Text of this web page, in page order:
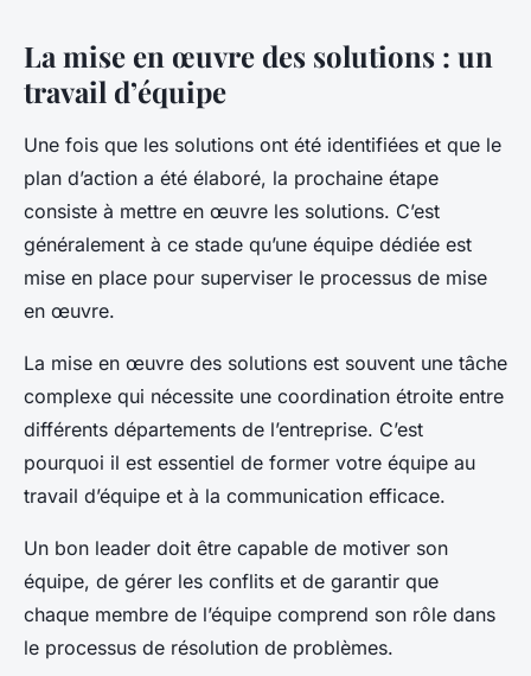
La mise en œuvre des solutions : un
travail d’équipe
Une fois que les solutions ont été identifiées et que le
plan d’action a été élaboré, la prochaine étape
consiste à mettre en œuvre les solutions. C’est
généralement à ce stade qu’une équipe dédiée est
mise en place pour superviser le processus de mise
en œuvre.
La mise en œuvre des solutions est souvent une tâche
complexe qui nécessite une coordination étroite entre
différents départements de l’entreprise. C’est
pourquoi il est essentiel de former votre équipe au
travail d’équipe et à la communication efficace.
Un bon leader doit être capable de motiver son
équipe, de gérer les conflits et de garantir que
chaque membre de l’équipe comprend son rôle dans
le processus de résolution de problèmes.